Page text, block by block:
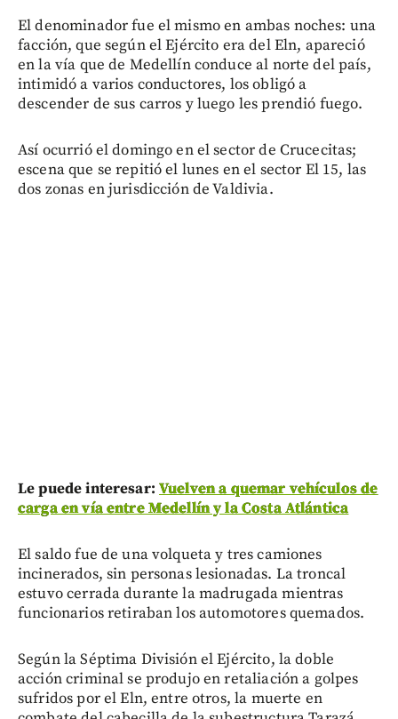
El denominador fue el mismo en ambas noches: una
facción, que según el Ejército era del Eln, apareció
en la vía que de Medellín conduce al norte del país,
intimidó a varios conductores, los obligó a
descender de sus carros y luego les prendió fuego.
Así ocurrió el domingo en el sector de Crucecitas;
escena que se repitió el lunes en el sector El 15, las
dos zonas en jurisdicción de Valdivia.
Le puede interesar: Vuelven a quemar vehículos de
carga en vía entre Medellín y la Costa Atlántica
El saldo fue de una volqueta y tres camiones
incinerados, sin personas lesionadas. La troncal
estuvo cerrada durante la madrugada mientras
funcionarios retiraban los automotores quemados.
Según la Séptima División el Ejército, la doble
acción criminal se produjo en retaliación a golpes
sufridos por el Eln, entre otros, la muerte en